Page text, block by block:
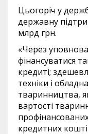
Цьогоріч у
державну
млрд грн.
«Через
фінансуватися
кредиті;
техніки і
тваринництва,
вартості
кредитних